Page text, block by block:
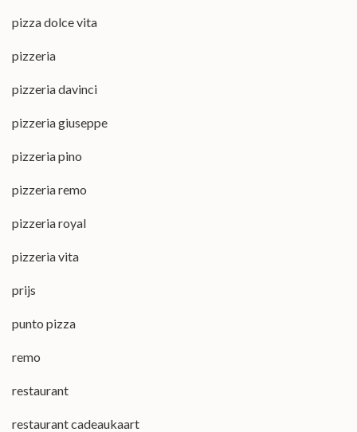
pizza dolce vita
pizzeria
pizzeria davinci
pizzeria giuseppe
pizzeria pino
pizzeria remo
pizzeria royal
pizzeria vita
prijs
punto pizza
remo
restaurant
restaurant cadeaukaart